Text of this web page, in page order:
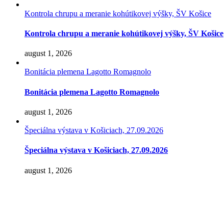
Kontrola chrupu a meranie kohútikovej výšky, ŠV Košice
Kontrola chrupu a meranie kohútikovej výšky, ŠV Košice
august 1, 2026
Bonitácia plemena Lagotto Romagnolo
Bonitácia plemena Lagotto Romagnolo
august 1, 2026
Špeciálna výstava v Košiciach, 27.09.2026
Špeciálna výstava v Košiciach, 27.09.2026
august 1, 2026